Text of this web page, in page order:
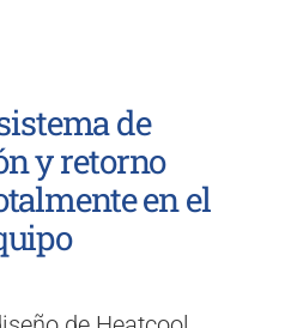
de
y retorno
en el